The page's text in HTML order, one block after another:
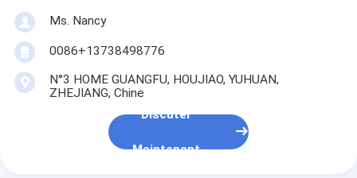
Ms. Nancy
0086+13738498776
N°3 HOME GUANGFU, HOUJIAO, YUHUAN,
ZHEJIANG, Chine
Discuter
Maintenant